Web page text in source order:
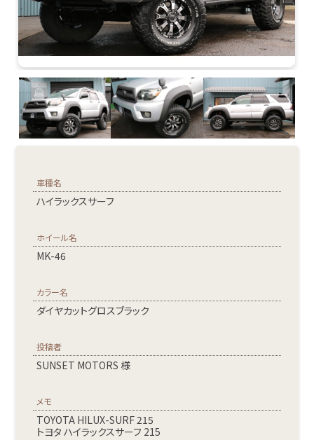
車種名
ハイラックスサーフ
ホイール名
MK-46
カラー名
ダイヤカットグロスブラック
投稿者
SUNSET MOTORS 様
メモ
TOYOTA HILUX-SURF 215
トヨタ ハイラックスサーフ 215